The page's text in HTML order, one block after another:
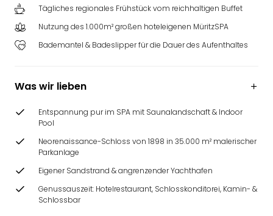
Tägliches regionales Frühstück vom reichhaltigen Buffet
Nutzung des 1.000m² großen hoteleigenen MüritzSPA
Bademantel & Badeslipper für die Dauer des Aufenthaltes
Was wir lieben
Entspannung pur im SPA mit Saunalandschaft & Indoor
Pool
Neorenaissance-Schloss von 1898 in 35.000 m² malerischer
Parkanlage
Eigener Sandstrand & angrenzender Yachthafen
Genussauszeit: Hotelrestaurant, Schlosskonditorei, Kamin- &
Schlossbar